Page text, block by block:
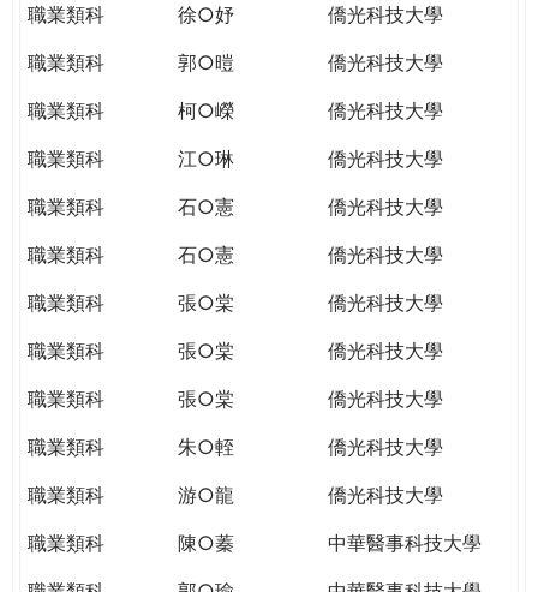
職業類科
徐○妤
僑光科技大學
職業類科
郭○暟
僑光科技大學
職業類科
柯○嶸
僑光科技大學
職業類科
江○琳
僑光科技大學
職業類科
石○憲
僑光科技大學
職業類科
石○憲
僑光科技大學
職業類科
張○棠
僑光科技大學
職業類科
張○棠
僑光科技大學
職業類科
張○棠
僑光科技大學
職業類科
朱○輊
僑光科技大學
職業類科
游○龍
僑光科技大學
職業類科
陳○蓁
中華醫事科技大學